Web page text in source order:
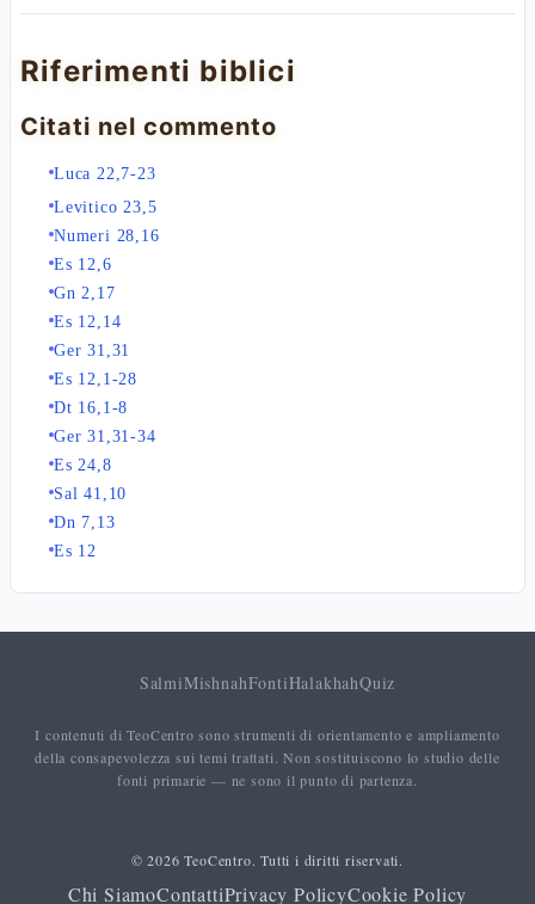
Riferimenti biblici
Citati nel commento
Luca 22,7-23
Levitico 23,5
Numeri 28,16
Es 12,6
Gn 2,17
Es 12,14
Ger 31,31
Es 12,1-28
Dt 16,1-8
Ger 31,31-34
Es 24,8
Sal 41,10
Dn 7,13
Es 12
SalmiMishnahFontiHalakhahQuiz
I contenuti di TeoCentro sono strumenti di orientamento e ampliamento
della consapevolezza sui temi trattati. Non sostituiscono lo studio delle
fonti primarie — ne sono il punto di partenza.
© 2026 TeoCentro. Tutti i diritti riservati.
Chi SiamoContattiPrivacy PolicyCookie Policy